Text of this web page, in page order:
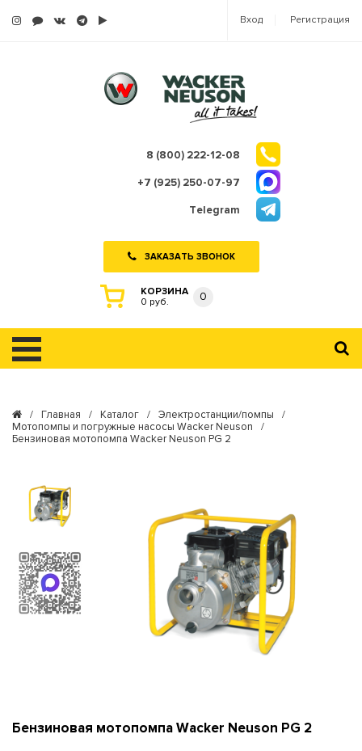
Вход Регистрация
8 (800) 222-12-08
+7 (925) 250-07-97
Telegram
ЗАКАЗАТЬ ЗВОНОК
КОРЗИНА
0 руб.
0
/ Главная / Каталог / Электростанции/помпы
/
Мотопомпы и погружные насосы Wacker Neuson
/
Бензиновая мотопомпа Wacker Neuson PG 2
Бензиновая мотопомпа Wacker Neuson PG 2